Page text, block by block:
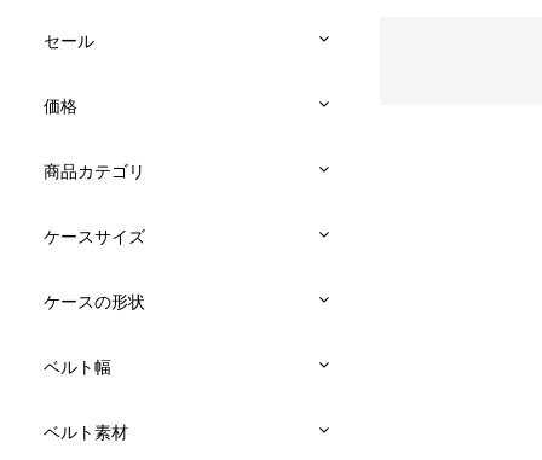
セール
価格
商品カテゴリ
ケースサイズ
ケースの形状
ベルト幅
ベルト素材